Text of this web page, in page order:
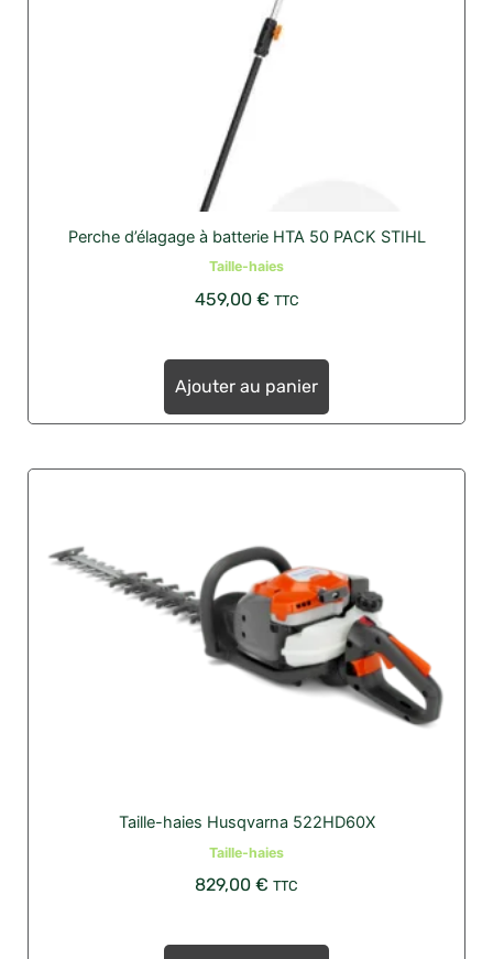
Perche d’élagage à batterie HTA 50 PACK STIHL
Taille-haies
459,00 € TTC
Ajouter au panier
Taille-haies Husqvarna 522HD60X
Taille-haies
829,00 € TTC